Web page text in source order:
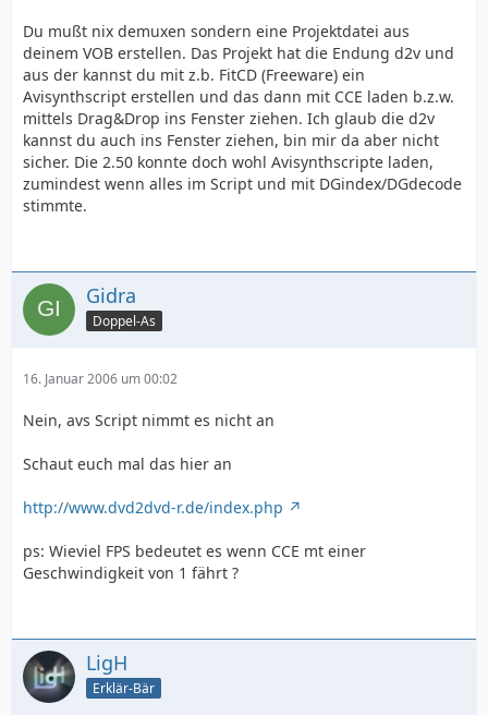
Du mußt nix demuxen sondern eine Projektdatei aus
deinem VOB erstellen. Das Projekt hat die Endung d2v und
aus der kannst du mit z.b. FitCD (Freeware) ein
Avisynthscript erstellen und das dann mit CCE laden b.z.w.
mittels Drag&Drop ins Fenster ziehen. Ich glaub die d2v
kannst du auch ins Fenster ziehen, bin mir da aber nicht
sicher. Die 2.50 konnte doch wohl Avisynthscripte laden,
zumindest wenn alles im Script und mit DGindex/DGdecode
stimmte.
Gidra
Doppel-As
16. Januar 2006 um 00:02
Nein, avs Script nimmt es nicht an
Schaut euch mal das hier an
http://www.dvd2dvd-r.de/index.php
ps: Wieviel FPS bedeutet es wenn CCE mt einer
Geschwindigkeit von 1 fährt ?
LigH
Erklär-Bär